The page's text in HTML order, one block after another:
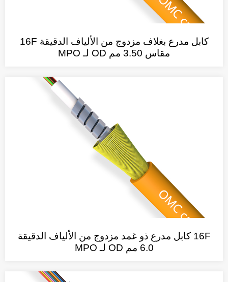
كابل مدرع بغلاف مزدوج من الألياف الدقيقة 16F
مقاس 3.50 مم OD لـ MPO
16F كابل مدرع ذو غمد مزدوج من الألياف الدقيقة
6.0 مم OD لـ MPO